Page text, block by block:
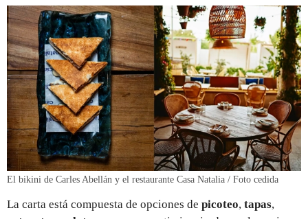
El bikini de Carles Abellán y el restaurante Casa Natalia / Foto cedida
La carta está compuesta de opciones de picoteo, tapas,